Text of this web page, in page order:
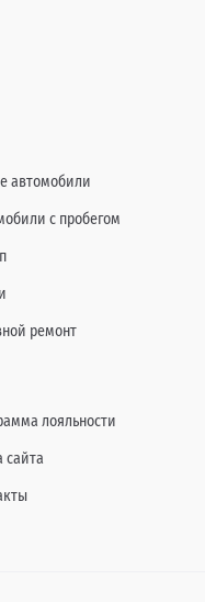
автомобили
с пробегом
ремонт
лояльности
сайта